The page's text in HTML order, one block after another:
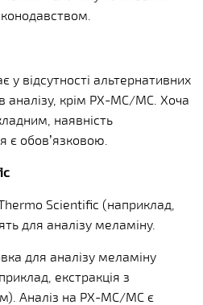
у відсутності альтернативних
аналізу, крім РХ-МС/МС. Хоча
наявність
є обов’язковою.
Scientific (наприклад,
для аналізу меламіну.
для аналізу меламіну
екстракція з
Аналіз на РХ-МС/МС є